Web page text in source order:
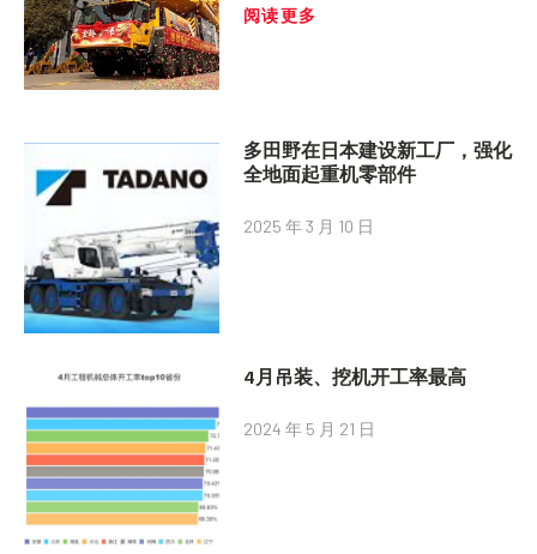
阅读更多
多田野在日本建设新工厂，强化
全地面起重机零部件
2025 年 3 月 10 日
4月吊装、挖机开工率最高
2024 年 5 月 21 日